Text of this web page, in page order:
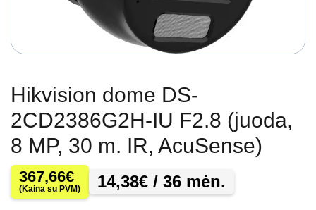
Hikvision dome DS-
2CD2386G2H-IU F2.8 (juoda,
8 MP, 30 m. IR, AcuSense)
367,66€
(Kaina su PVM) 14,38€ / 36 mėn.